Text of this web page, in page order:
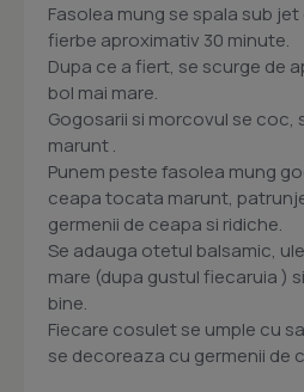
Fasolea mung se spala sub
fierbe aproximativ 30 minute.
Dupa ce a fiert, se scurge de
bol mai mare.
Gogosarii si morcovul se coc,
marunt .
Punem peste fasolea mung
ceapa tocata marunt,
germenii de ceapa si ridiche.
Se adauga otetul balsamic,
mare (dupa gustul fiecaruia )
bine.
Fiecare cosulet se umple cu
se decoreaza cu germenii de